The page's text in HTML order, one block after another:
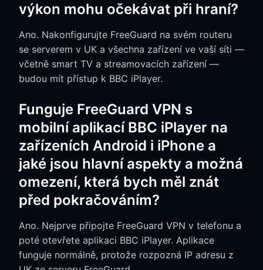
výkon mohu očekávat při hraní?
Ano. Nakonfigurujte FreeGuard na svém routeru
se serverem v UK a všechna zařízení ve vaší síti —
včetně smart TV a streamovacích zařízení —
budou mít přístup k BBC iPlayer.
Funguje FreeGuard VPN s
mobilní aplikací BBC iPlayer na
zařízeních Android i iPhone a
jaké jsou hlavní aspekty a možná
omezení, která bych měl znát
před pokračováním?
Ano. Nejprve připojte FreeGuard VPN v telefonu a
poté otevřete aplikaci BBC iPlayer. Aplikace
funguje normálně, protože rozpozná IP adresu z